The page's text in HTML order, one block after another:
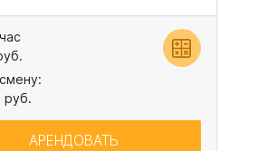
руб.
АРЕНДОВАТЬ